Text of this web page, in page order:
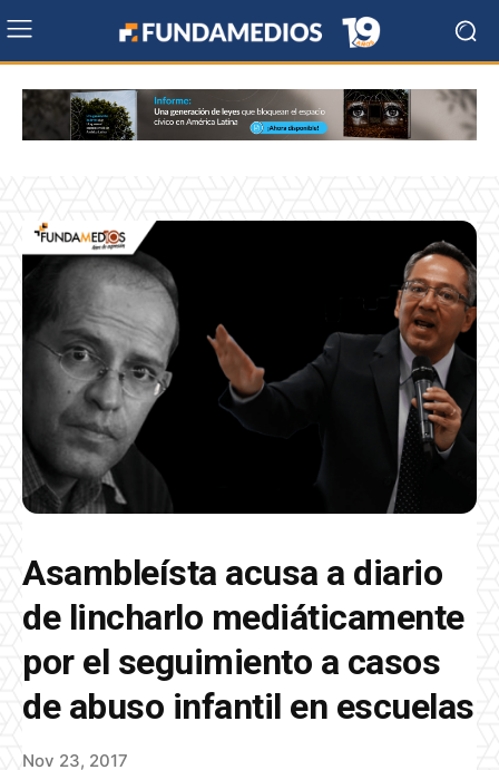
Asambleísta acusa a diario
de lincharlo mediáticamente
por el seguimiento a casos
de abuso infantil en escuelas
Nov 23, 2017